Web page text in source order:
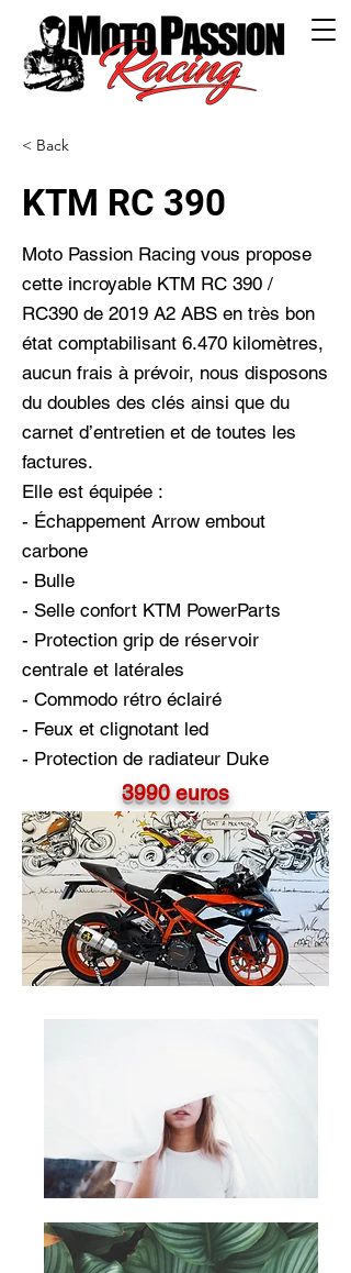
< Back
KTM RC 390
Moto Passion Racing vous propose
cette incroyable KTM RC 390 /
RC390 de 2019 A2 ABS en très bon
état comptabilisant 6.470 kilomètres,
aucun frais à prévoir, nous disposons
du doubles des clés ainsi que du
carnet d’entretien et de toutes les
factures.
Elle est équipée :
- Échappement Arrow embout
carbone
- Bulle
- Selle confort KTM PowerParts
- Protection grip de réservoir
centrale et latérales
- Commodo rétro éclairé
- Feux et clignotant led
- Protection de radiateur Duke
3990 euros